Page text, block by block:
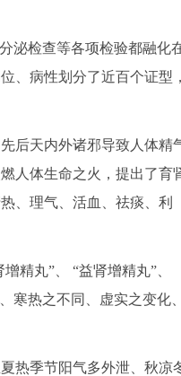
泌检查等各项检验都融化
、病性划分了近百个证型，
后天内外诸邪导致人体精
人体生命之火，提出了育
、理气、活血、祛痰、利
精丸”、 “益肾增精丸”、
寒热之不同、虚实之变化、
热季节阳气多外泄、秋凉